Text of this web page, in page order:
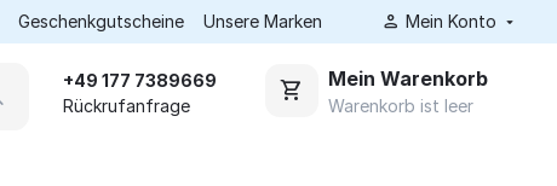
Geschenkgutscheine Unsere Marken Mein Konto
+49 177 7389669
Rückrufanfrage
Mein Warenkorb
Warenkorb ist leer